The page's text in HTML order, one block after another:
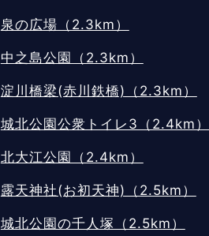
泉の広場（2.3km）
中之島公園（2.3km）
淀川橋梁(赤川鉄橋)（2.3km）
城北公園公衆トイレ3（2.4km）
北大江公園（2.4km）
露天神社(お初天神)（2.5km）
城北公園の千人塚（2.5km）